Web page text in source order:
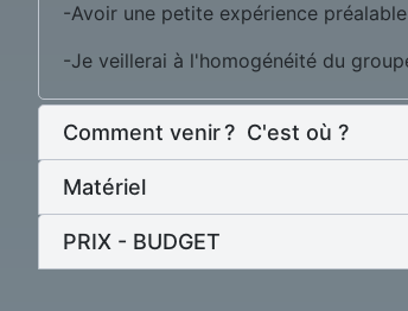
-Avoir une petite expérience
-Je veillerai à l'homogénéité du
Comment venir ? C'est où ?
Matériel
PRIX - BUDGET